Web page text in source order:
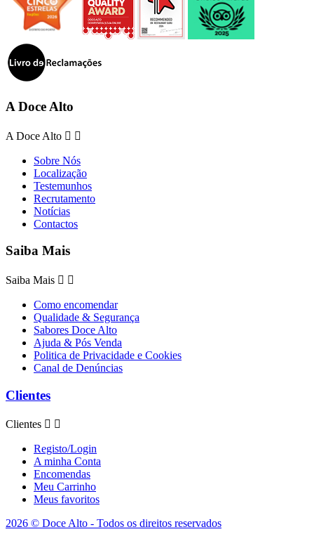
A Doce Alto
A Doce Alto  
Sobre Nós
Localização
Testemunhos
Recrutamento
Notícias
Contactos
Saiba Mais
Saiba Mais  
Como encomendar
Qualidade & Segurança
Sabores Doce Alto
Ajuda & Pós Venda
Politica de Privacidade e Cookies
Canal de Denúncias
Clientes
Clientes  
Registo/Login
A minha Conta
Encomendas
Meu Carrinho
Meus favoritos
2026 © Doce Alto - Todos os direitos reservados